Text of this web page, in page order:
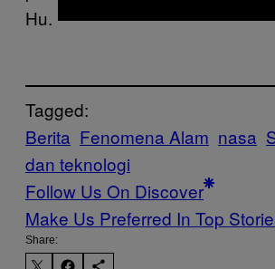
Hu.
Tagged:
Berita Fenomena Alam nasa
dan teknologi
Follow Us On Discover
Make Us Preferred In Top
Share: